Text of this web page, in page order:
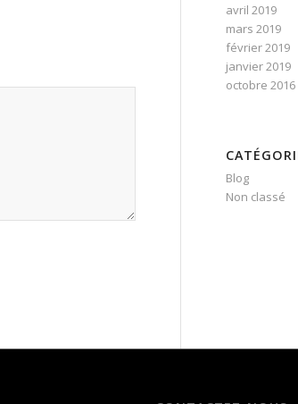
avril 2019
mars 2019
février 2019
janvier 2019
octobre 2016
Blog
Non classé